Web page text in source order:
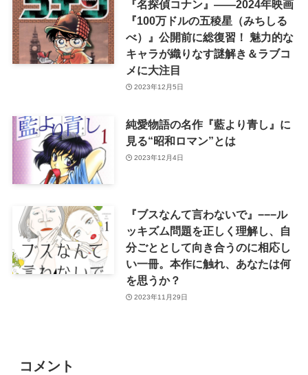
『名探偵コナン』――2024年映画
『100万ドルの五稜星（みちしる
べ）』公開前に総復習！ 魅力的な
キャラが織りなす謎解き＆ラブコ
メに大注目
2023年12月5日
純愛物語の名作『藍より青し』に
見る“昭和ロマン”とは
2023年12月4日
『ブスなんて言わないで』−−−ル
ッキズム問題を正しく理解し、自
分ごととして向き合うのに相応し
い一冊。本作に触れ、あなたは何
を思うか？
2023年11月29日
コメント